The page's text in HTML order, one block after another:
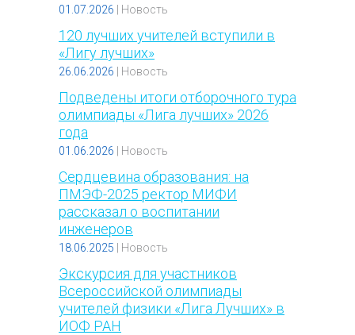
01.07.2026 Новость
120 лучших учителей вступили в
«Лигу лучших»
26.06.2026 Новость
Подведены итоги отборочного тура
олимпиады «Лига лучших» 2026
года
01.06.2026 Новость
Сердцевина образования: на
ПМЭФ-2025 ректор МИФИ
рассказал о воспитании
инженеров
18.06.2025 Новость
Экскурсия для участников
Всероссийской олимпиады
учителей физики «Лига Лучших» в
ИОФ РАН